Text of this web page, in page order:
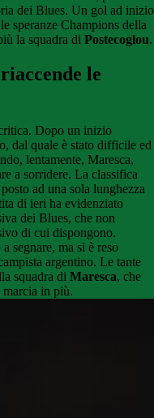
dei Blues. Un gol ad inizio
speranze Champions della
la squadra di Postecoglou.
le
Dopo un inizio
dal quale è stato difficile ed
lentamente, Maresca,
a sorridere. La classifica
ad una sola lunghezza
di ieri ha evidenziato
dei Blues, che non
di cui dispongono.
segnare, ma si è reso
argentino. Le tante
squadra di Maresca, che
marcia in più.